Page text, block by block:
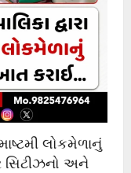
લોકમેળાનું
સિટીઝનો અને